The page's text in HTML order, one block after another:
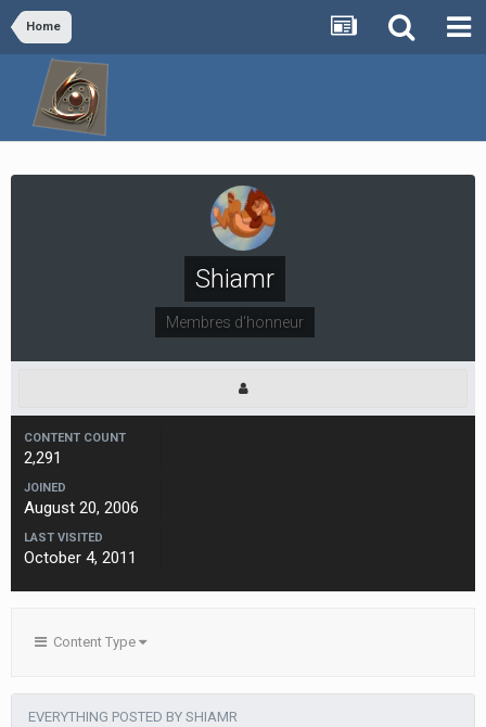
Home
Shiamr
Membres d'honneur
CONTENT COUNT
2,291
JOINED
August 20, 2006
LAST VISITED
October 4, 2011
Content Type
EVERYTHING POSTED BY SHIAMR